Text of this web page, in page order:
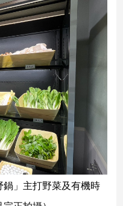
鍋」主打野菜及有機時